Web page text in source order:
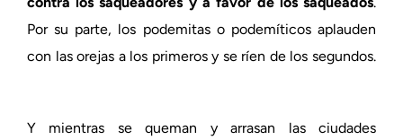
Por su parte, los podemitas o podemíticos aplauden
con las orejas a los primeros y se ríen de los segundos.
Y mientras se queman y arrasan las ciudades